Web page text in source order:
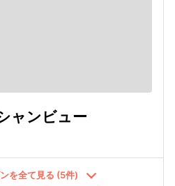
ャンビュー
を全て見る (5件)